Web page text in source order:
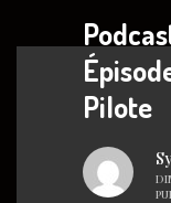
Pilote